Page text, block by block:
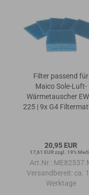
Filter passend für
Maico Sole-Luft-
Wärmetauscher
225 | 9x G4
20,95 EUR
17,61 EUR zzgl. 19%
Art.Nr.:
Versandbereit: ca.
Werktage